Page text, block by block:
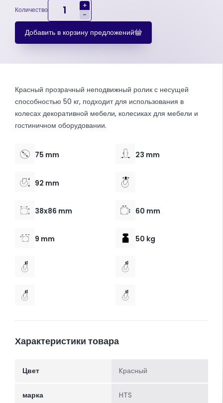
Количество
+
-
Добавить в корзину предложений
Красный прозрачный неподвижный ролик с несущей
способностью 50 кг, подходит для использования в
колесах декоративной мебели, колесиках для мебели и
гостиничном оборудовании.
75 mm 23 mm
92 mm
38x86 mm 60 mm
9 mm 50 kg
Характеристики товара
Цвет Kрасный
марка HTS